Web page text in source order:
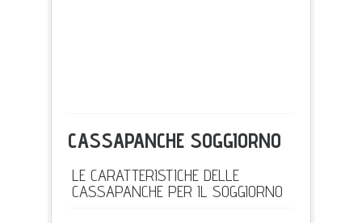
CASSAPANCHE SOGGIORNO
LE CARATTERISTICHE DELLE
CASSAPANCHE PER IL SOGGIORNO